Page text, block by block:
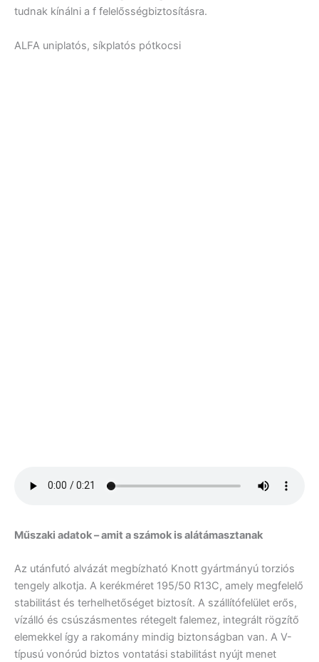
tudnak kínálni a f felelősségbiztosításra.
ALFA uniplatós, síkplatós pótkocsi
Műszaki adatok – amit a számok is alátámasztanak
Az utánfutó alvázát megbízható Knott gyártmányú torziós
tengely alkotja. A kerékméret 195/50 R13C, amely megfelelő
stabilitást és terhelhetőséget biztosít. A szállítófelület erős,
vízálló és csúszásmentes rétegelt falemez, integrált rögzítő
elemekkel így a rakomány mindig biztonságban van. A V-
típusú vonórúd biztos vontatási stabilitást nyújt menet